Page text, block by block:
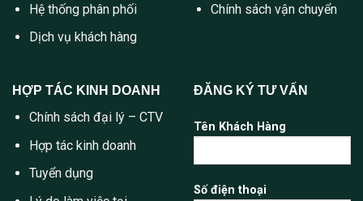
Hệ thống phân phối
Dịch vụ khách hàng
Chính sách vận chuyển
HỢP TÁC KINH DOANH
Chính sách đại lý – CTV
Hợp tác kinh doanh
Tuyển dụng
ĐĂNG KÝ TƯ VẤN
Tên Khách Hàng
Số điện thoại